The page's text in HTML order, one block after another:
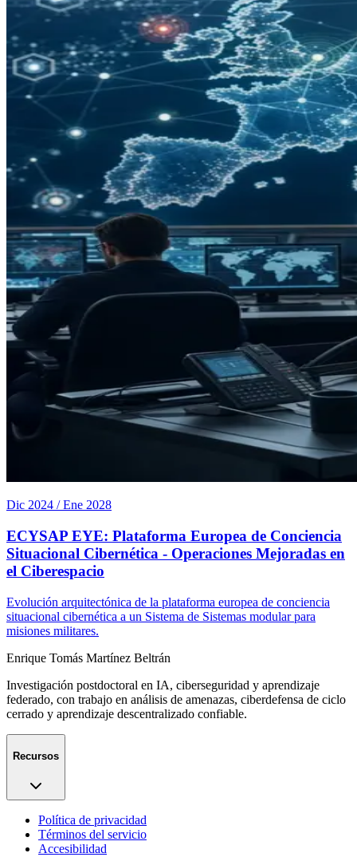
Dic 2024 / Ene 2028
ECYSAP EYE: Plataforma Europea de Conciencia
Situacional Cibernética - Operaciones Mejoradas en
el Ciberespacio
Evolución arquitectónica de la plataforma europea de conciencia
situacional cibernética a un Sistema de Sistemas modular para
misiones militares.
Enrique Tomás Martínez Beltrán
Investigación postdoctoral en IA, ciberseguridad y aprendizaje
federado, con trabajo en análisis de amenazas, ciberdefensa de ciclo
cerrado y aprendizaje descentralizado confiable.
Recursos
Política de privacidad
Términos del servicio
Accesibilidad